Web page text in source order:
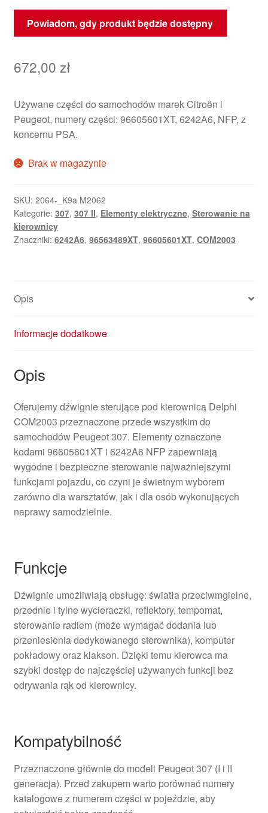
Powiadom, gdy produkt będzie dostępny
672,00 zł
Używane części do samochodów marek Citroën i
Peugeot, numery części: 96605601XT, 6242A6, NFP, z
koncernu PSA.
Brak w magazynie
SKU: 2064-_K9a M2062
Kategorie: 307, 307 II, Elementy elektryczne, Sterowanie na
kierownicy
Znaczniki: 6242A6, 96563489XT, 96605601XT, COM2003
Opis
Informacje dodatkowe
Opis
Oferujemy dźwignie sterujące pod kierownicą Delphi
COM2003 przeznaczone przede wszystkim do
samochodów Peugeot 307. Elementy oznaczone
kodami 96605601XT i 6242A6 NFP zapewniają
wygodne i bezpieczne sterowanie najważniejszymi
funkcjami pojazdu, co czyni je świetnym wyborem
zarówno dla warsztatów, jak i dla osób wykonujących
naprawy samodzielnie.
Funkcje
Dźwignie umożliwiają obsługę: światła przeciwmgielne,
przednie i tylne wycieraczki, reflektory, tempomat,
sterowanie radiem (może wymagać dodania lub
przeniesienia dedykowanego sterownika), komputer
pokładowy oraz klakson. Dzięki temu kierowca ma
szybki dostęp do najczęściej używanych funkcji bez
odrywania rąk od kierownicy.
Kompatybilność
Przeznaczone głównie do modeli Peugeot 307 (I i II
generacja). Przed zakupem warto porównać numery
katalogowe z numerem części w pojeździe, aby